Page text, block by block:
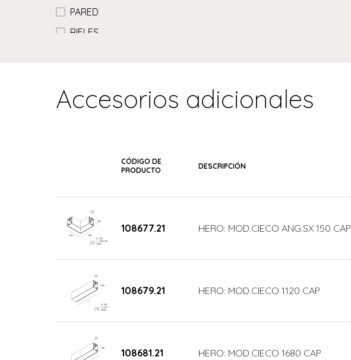
PARED
RIELES
Accesorios adicionales
CÓDIGO DE
PRODUCTO
DESCRIPCIÓN
108677.21 HERO: MOD.CIECO ANG.SX 150 CAP
108679.21 HERO: MOD.CIECO 1120 CAP
108681.21 HERO: MOD.CIECO 1680 CAP